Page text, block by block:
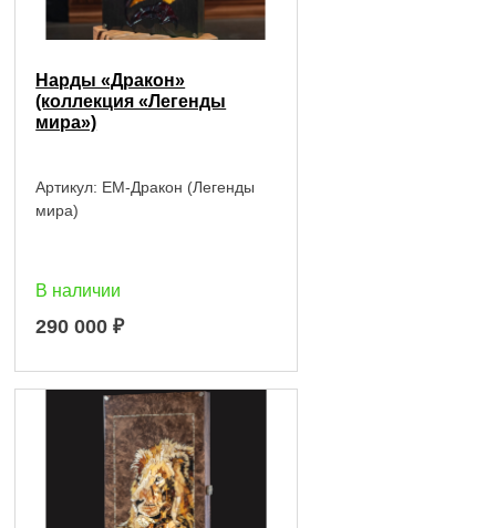
Нарды «Дракон»
(коллекция «Легенды
мира»)
Артикул: EM-Дракон (Легенды
мира)
В наличии
290 000 ₽